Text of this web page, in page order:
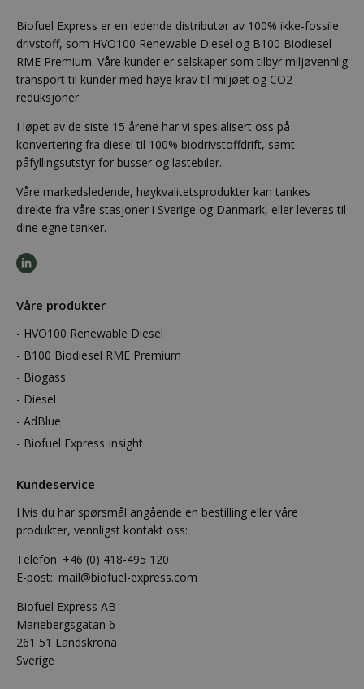
Biofuel Express er en ledende distributør av 100% ikke-fossile
drivstoff, som HVO100 Renewable Diesel og B100 Biodiesel
RME Premium. Våre kunder er selskaper som tilbyr miljøvennlig
transport til kunder med høye krav til miljøet og CO2-
reduksjoner.
I løpet av de siste 15 årene har vi spesialisert oss på
konvertering fra diesel til 100% biodrivstoffdrift, samt
påfyllingsutstyr for busser og lastebiler.
Våre markedsledende, høykvalitetsprodukter kan tankes
direkte fra våre stasjoner i Sverige og Danmark, eller leveres til
dine egne tanker.
Våre produkter
HVO100 Renewable Diesel
B100 Biodiesel RME Premium
Biogass
Diesel
AdBlue
Biofuel Express Insight
Kundeservice
Hvis du har spørsmål angående en bestilling eller våre
produkter, vennligst kontakt oss:
Telefon: +46 (0) 418-495 120
E-post:: mail@biofuel-express.com
Biofuel Express AB
Mariebergsgatan 6
261 51 Landskrona
Sverige